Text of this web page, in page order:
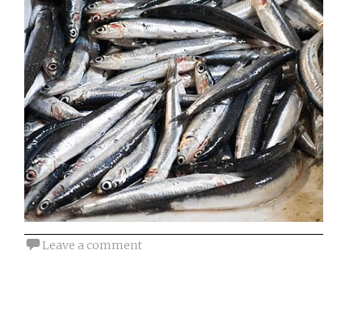
Leave a comment